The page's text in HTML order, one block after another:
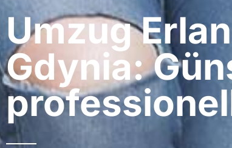
Umzug
Gdynia: